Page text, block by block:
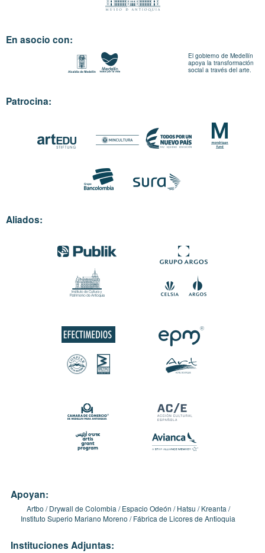
En asocio con:
El gobierno de Medellín
apoya la transformación
social a través del arte.
Patrocina:
Aliados:
Apoyan:
Artbo Drywall de Colombia Espacio Odeón Hatsu
Kreanta
Instituto Superio Mariano Moreno
Fábrica de Licores de Antioquia
Instituciones Adjuntas: